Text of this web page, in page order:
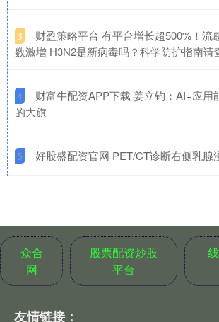
3
财盈策略平台 有平台增长超500%！流
数激增 H3N2是新病毒吗？科学防护指南请
4
财富牛配资APP下载 姜立钧：AI+应用
的大旗
5 好股盛配资官网 PET/CT诊断右侧乳腺
众合
网
股票配资炒股
平台
友情链接：